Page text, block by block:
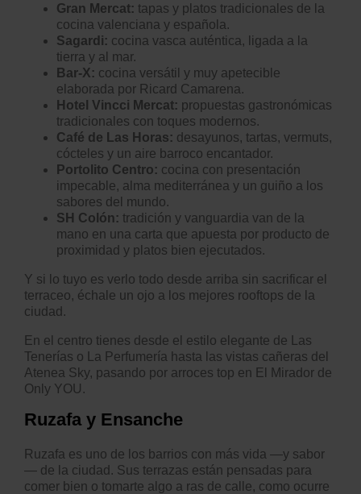
Gran Mercat: tapas y platos tradicionales de la
cocina valenciana y española.
Sagardi: cocina vasca auténtica, ligada a la
tierra y al mar.
Bar-X: cocina versátil y muy apetecible
elaborada por Ricard Camarena.
Hotel Vincci Mercat: propuestas gastronómicas
tradicionales con toques modernos.
Café de Las Horas: desayunos, tartas, vermuts,
cócteles y un aire barroco encantador.
Portolito Centro: cocina con presentación
impecable, alma mediterránea y un guiño a los
sabores del mundo.
SH Colón: tradición y vanguardia van de la
mano en una carta que apuesta por producto de
proximidad y platos bien ejecutados.
Y si lo tuyo es verlo todo desde arriba sin sacrificar el
terraceo, échale un ojo a los mejores rooftops de la
ciudad.
En el centro tienes desde el estilo elegante de Las
Tenerías o La Perfumería hasta las vistas cañeras del
Atenea Sky, pasando por arroces top en El Mirador de
Only YOU.
Ruzafa y Ensanche
Ruzafa es uno de los barrios con más vida —y sabor
— de la ciudad. Sus terrazas están pensadas para
comer bien o tomarte algo a ras de calle, como ocurre